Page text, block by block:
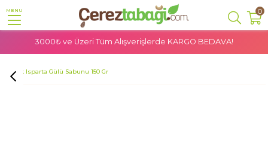
MENU 0
3000₺ ve Üzeri Tüm Alışverişlerde KARGO BEDAVA!
Bitkisel Kozmetik
Destek Isparta Gülü Sabunu 150 Gr